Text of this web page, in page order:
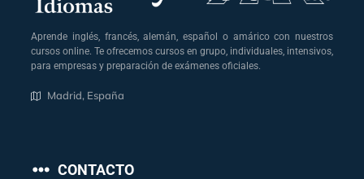
Aprende inglés, francés, alemán, español o amárico con nuestros
cursos online. Te ofrecemos cursos en grupo, individuales, intensivos,
para empresas y preparación de exámenes oficiales.
Madrid, España
CONTACTO